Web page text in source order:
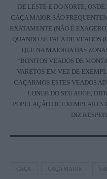
DE LESTE E DO NORTE,
CAÇA MAIOR SÃO
EXATAMENTE (NÃO É
QUANDO SE FALA DE VEADOS
QUE NA MAIORIA DAS
“BONITOS VEADOS DE
VARETOS EM VEZ DE
CAÇARMOS ESTES VEADOS
LONGE DO SEU AUGE,
POPULAÇÃO DE EXEMPLARES
DIZ
CAÇA CAÇA MAIOR